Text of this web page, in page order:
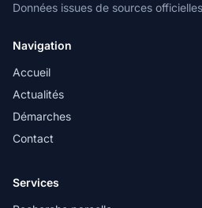
Données issues de sources
Navigation
Accueil
Actualités
Démarches
Contact
Services